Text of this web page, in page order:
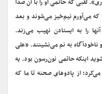
لقبی که حاتمی او را با آن صدا
می‌آورم نیم‌خیز می‌شوند و بعد
را به ایستادن نهیب می‌زند.
به نم می‌نشینند. «علی
اینکه حاتمی نون‌رسون بود. یه
از پادوهای صحنه تا ما که